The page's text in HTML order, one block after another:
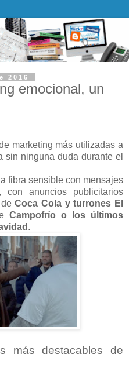
2016
emocional, un
marketing más utilizadas a
sin ninguna duda durante el
fibra sensible con mensajes
anuncios publicitarios
deCoca Cola y turrones El
Campofrío o los últimos
.
más destacables de